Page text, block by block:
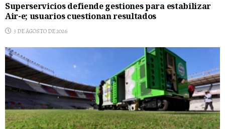
Superservicios defiende gestiones para estabilizar
Air-e; usuarios cuestionan resultados
3 DE AGOSTO DE 2026